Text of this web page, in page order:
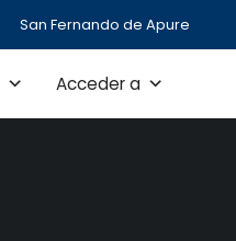
San Fernando de Apure
Acceder a